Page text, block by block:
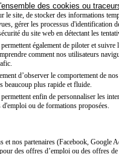
des cookies ou
le site, de stocker des informations
gérer les processus d'identification
du site web en détectant les
également de piloter et
comment nos utilisateurs
d’observer le comportement de
beaucoup plus rapide et fluide.
enfin de personnaliser les
ou de formations proposées.
et nos partenaires (Facebook,
des offres d’emploi ou des offres